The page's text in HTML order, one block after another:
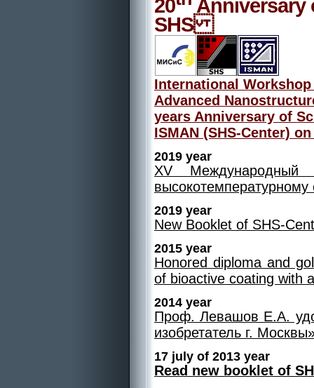
20
Anniversary
SHS
International
Advanced
years Anniversary of
ISMAN (SHS-Center)
2019 year
XV Международный
высокотемпературному
2019 year
New Booklet of SHS-
2015 year
Honored diploma and
of bioactive coating with
2014 year
Проф. Левашов Е.А.
изобретатель г.
17 july of 2013 year
Read new booklet of